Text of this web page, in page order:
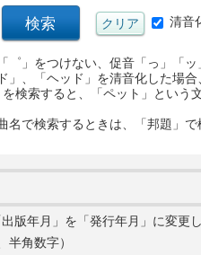
清音
」をつけない、促音「っ」「
」、「ヘッド」を清音化した場合
検索すると、「ペット」という
で検索するときは、「邦題」
版年月」を「発行年月」に変更
角数字）